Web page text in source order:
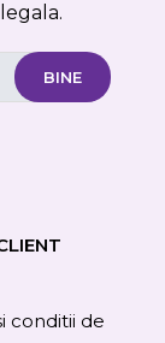
conditii de